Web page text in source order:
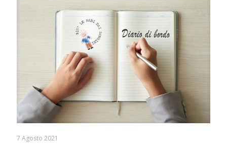
7 Agosto 2021